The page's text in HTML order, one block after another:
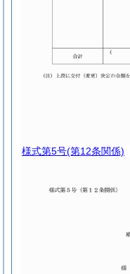
様式第5号(第12条関係)